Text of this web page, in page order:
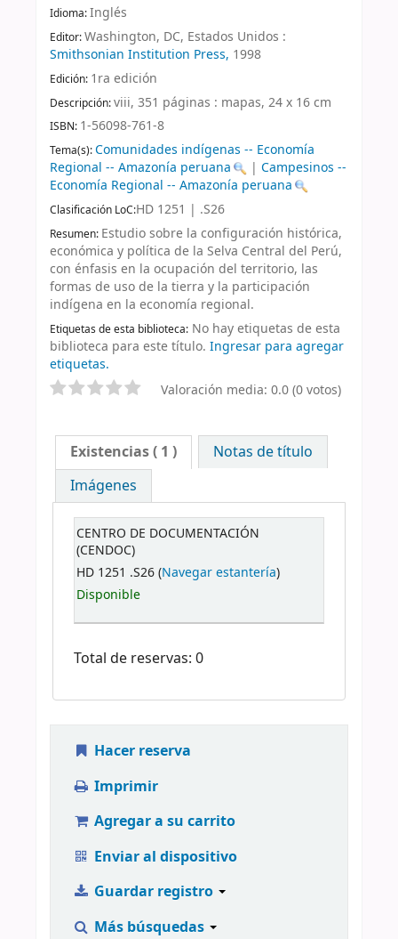
Idioma:Inglés
Editor:Washington, DC, Estados Unidos :
Smithsonian Institution Press, 1998
Edición: 1ra edición
Descripción:viii, 351 páginas : mapas, 24 x 16 cm
ISBN: 1-56098-761-8
Tema(s):Comunidades indígenas -- Economía
Regional -- Amazonía peruana
|Campesinos --
Economía Regional -- Amazonía peruana
Clasificación LoC:HD 1251 | .S26
Resumen: Estudio sobre la configuración histórica,
económica y política de la Selva Central del Perú,
con énfasis en la ocupación del territorio, las
formas de uso de la tierra y la participación
indígena en la economía regional.
Etiquetas de esta biblioteca: No hay etiquetas de esta
biblioteca para este título. Ingresar para agregar
etiquetas.
Valoración media: 0.0 (0 votos)
Existencias( 1 )
Notas de título
Imágenes
CENTRO DE DOCUMENTACIÓN
(CENDOC)
HD 1251 .S26 (Navegar estantería)
Disponible
Total de reservas: 0
Hacer reserva
Imprimir
Agregar a su carrito
Enviar al dispositivo
Guardar registro
Más búsquedas